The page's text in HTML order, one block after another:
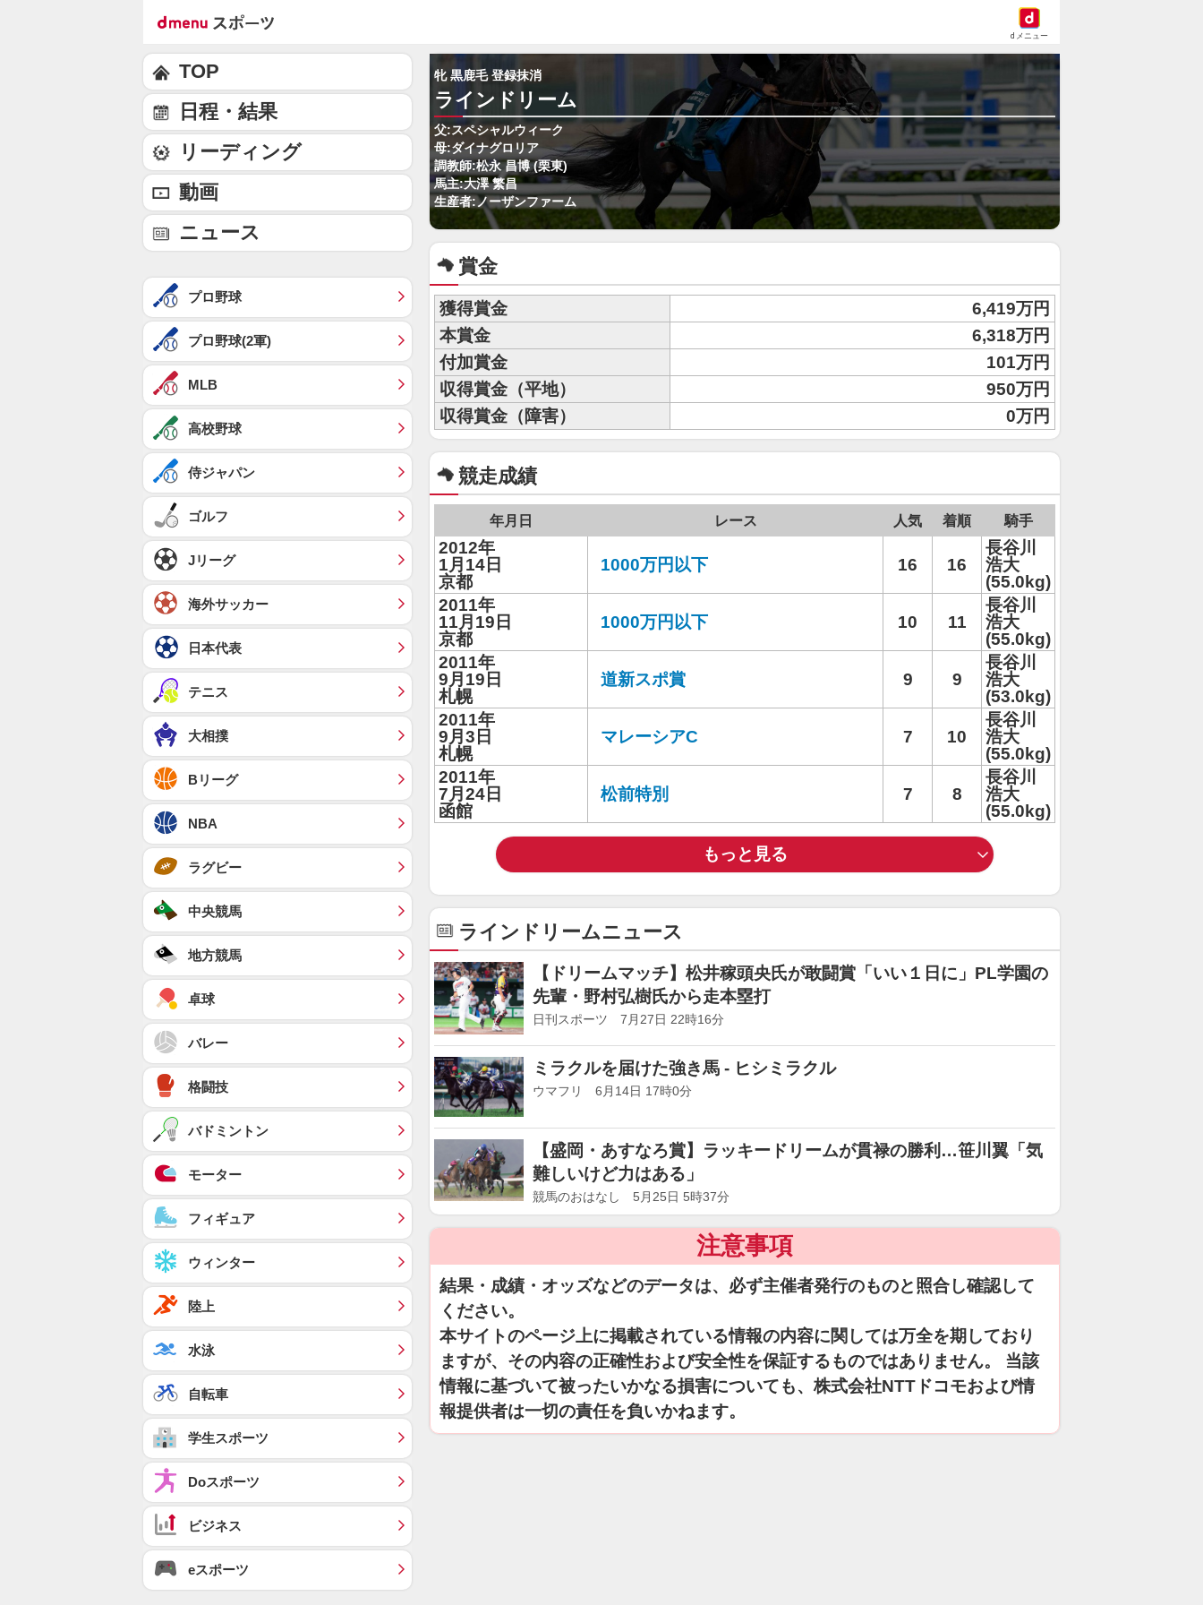
dメニュー
牝 黒鹿毛 登録抹消
ラインドリーム
父:スペシャルウィーク
母:ダイナグロリア
調教師:松永 昌博 (栗東)
馬主:大澤 繁昌
生産者:ノーザンファーム
賞金
獲得賞金
6,419万円
本賞金
6,318万円
付加賞金
101万円
収得賞金（平地）
950万円
収得賞金（障害）
0万円
競走成績
年月日 レース 人気 着順 騎手
2012年
1月14日
京都
1000万円以下 16 16
長谷川
浩大
(55.0kg)
2011年
11月19日
京都
1000万円以下 10 11
長谷川
浩大
(55.0kg)
2011年
9月19日
札幌
道新スポ賞 9 9
長谷川
浩大
(53.0kg)
2011年
9月3日
札幌
マレーシアC 7 10
長谷川
浩大
(55.0kg)
2011年
7月24日
函館
松前特別 7 8
長谷川
浩大
(55.0kg)
もっと見る
ラインドリームニュース
【ドリームマッチ】松井稼頭央氏が敢闘賞「いい１日に」PL学園の
先輩・野村弘樹氏から走本塁打
日刊スポーツ 7月27日 22時16分
ミラクルを届けた強き馬 - ヒシミラクル
ウマフリ 6月14日 17時0分
【盛岡・あすなろ賞】ラッキードリームが貫禄の勝利…笹川翼「気
難しいけど力はある」
競馬のおはなし 5月25日 5時37分
注意事項
結果・成績・オッズなどのデータは、必ず主催者発行のものと照合し確認して
ください。
本サイトのページ上に掲載されている情報の内容に関しては万全を期しており
ますが、その内容の正確性および安全性を保証するものではありません。 当該
情報に基づいて被ったいかなる損害についても、株式会社NTTドコモおよび情
報提供者は一切の責任を負いかねます。
TOP
日程・結果
リーディング
動画
ニュース
プロ野球
プロ野球(2軍)
MLB
高校野球
侍ジャパン
ゴルフ
Jリーグ
海外サッカー
日本代表
テニス
大相撲
Bリーグ
NBA
ラグビー
中央競馬
地方競馬
卓球
バレー
格闘技
バドミントン
モーター
フィギュア
ウィンター
陸上
水泳
自転車
学生スポーツ
Doスポーツ
ビジネス
eスポーツ